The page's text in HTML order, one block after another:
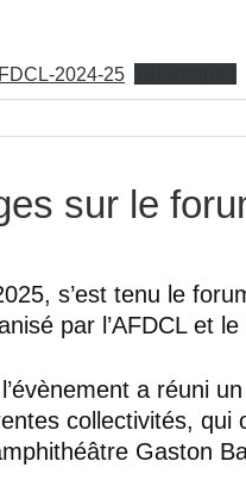
2024-25
sur le
s’est tenu le
par l’AFDCL et le
a réuni
collectivités, qui
Gaston